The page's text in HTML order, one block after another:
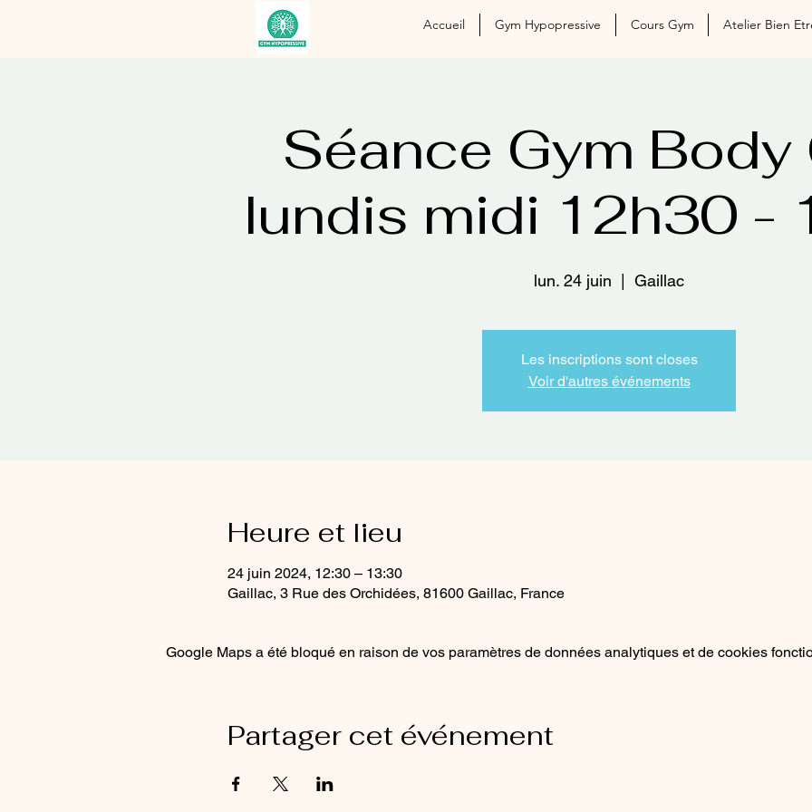
Accueil Gym Hypopressive Cours Gym Atelier Bien
Séance Gym Body
lundis midi 12h30 -
lun. 24 juin Gaillac
Les inscriptions sont closes
Voir d'autres événements
Heure et lieu
24 juin 2024, 12:30 – 13:30
Gaillac, 3 Rue des Orchidées, 81600 Gaillac, France
Google Maps a été bloqué en raison de vos paramètres de données analytiques et de cookies
Partager cet événement